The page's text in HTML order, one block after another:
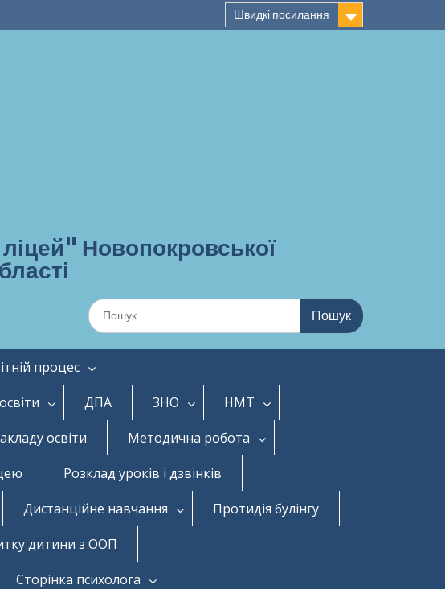
Швидкі посилання
Новопокровської
Шукати:
процес
ДПА ЗНО
НМТ
освіти
Методична робота
Розклад уроків і дзвінків
Дистанційне навчання
Протидія булінгу
дитини з ООП
Сторінка психолога